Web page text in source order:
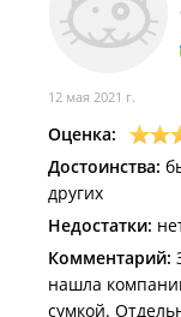
12 мая 2021 г.
Оценка:
Достоинства:
других
Недостатки:
Комментарий:
нашла
сумкой.